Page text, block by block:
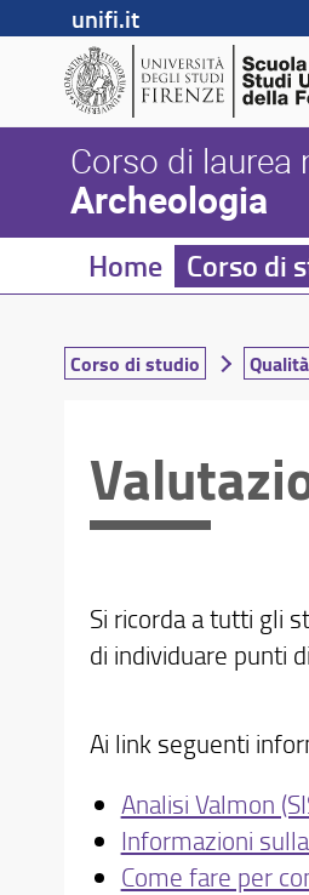
unifi.it
Corso di laurea
Archeologia
Home Corso di
Corso di studio
Si ricorda a tutti gli
di individuare punti
Ai link seguenti
Analisi Valmon
Informazioni
Come fare per